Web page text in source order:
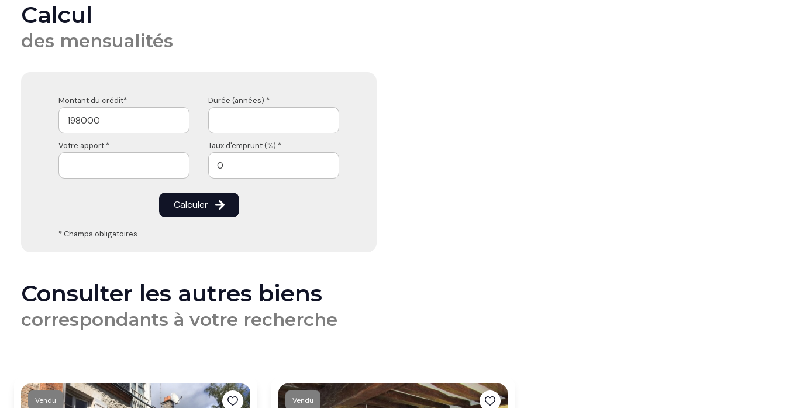
Calcul
des mensualités
Montant du crédit* Durée (années) *
Votre apport * Taux d'emprunt (%) *
Calculer
* Champs obligatoires
Consulter les autres biens
correspondants à votre recherche
Vendu Vendu